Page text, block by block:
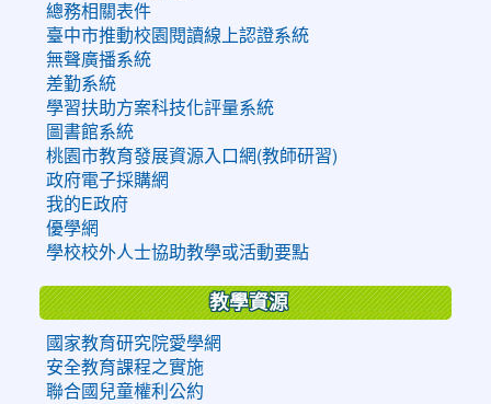
總務相關表件
臺中市推動校園閱讀線上認證系統
無聲廣播系統
差勤系統
學習扶助方案科技化評量系統
圖書館系統
桃園市教育發展資源入口網(教師研習)
政府電子採購網
我的E政府
優學網
學校校外人士協助教學或活動要點
教學資源
國家教育研究院愛學網
安全教育課程之實施
聯合國兒童權利公約